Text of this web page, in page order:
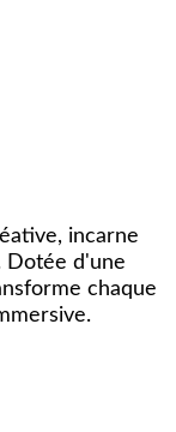
incarne
Dotée d'une
chaque